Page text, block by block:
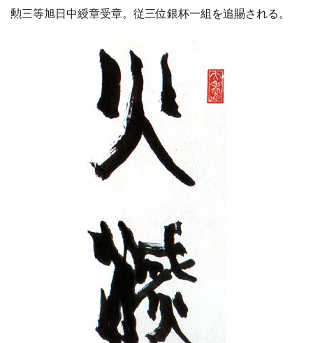
勲三等旭日中綬章受章。従三位銀杯一組を追賜される。